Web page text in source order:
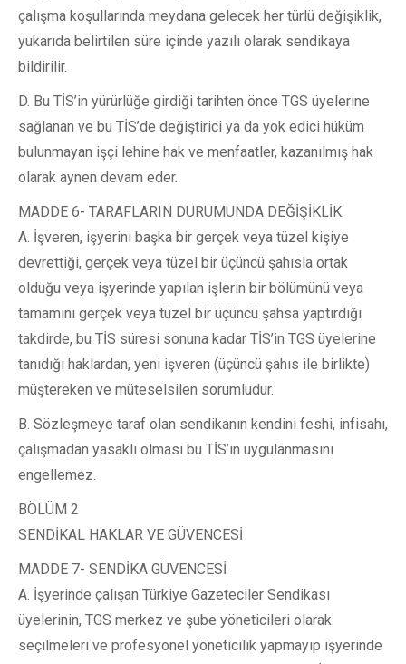
çalışma koşullarında meydana gelecek her türlü değişiklik,
yukarıda belirtilen süre içinde yazılı olarak sendikaya
bildirilir.
D. Bu TİS’in yürürlüğe girdiği tarihten önce TGS üyelerine
sağlanan ve bu TİS’de değiştirici ya da yok edici hüküm
bulunmayan işçi lehine hak ve menfaatler, kazanılmış hak
olarak aynen devam eder.
MADDE 6- TARAFLARIN DURUMUNDA DEĞİŞİKLİK
A. İşveren, işyerini başka bir gerçek veya tüzel kişiye
devrettiği, gerçek veya tüzel bir üçüncü şahısla ortak
olduğu veya işyerinde yapılan işlerin bir bölümünü veya
tamamını gerçek veya tüzel bir üçüncü şahsa yaptırdığı
takdirde, bu TİS süresi sonuna kadar TİS’in TGS üyelerine
tanıdığı haklardan, yeni işveren (üçüncü şahıs ile birlikte)
müştereken ve müteselsilen sorumludur.
B. Sözleşmeye taraf olan sendikanın kendini feshi, infisahı,
çalışmadan yasaklı olması bu TİS’in uygulanmasını
engellemez.
BÖLÜM 2
SENDİKAL HAKLAR VE GÜVENCESİ
MADDE 7- SENDİKA GÜVENCESİ
A. İşyerinde çalışan Türkiye Gazeteciler Sendikası
üyelerinin, TGS merkez ve şube yöneticileri olarak
seçilmeleri ve profesyonel yöneticilik yapmayıp işyerinde